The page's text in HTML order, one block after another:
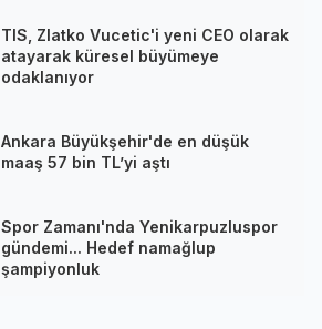
TIS, Zlatko Vucetic'i yeni CEO olarak
atayarak küresel büyümeye
odaklanıyor
Ankara Büyükşehir'de en düşük
maaş 57 bin TL’yi aştı
Spor Zamanı'nda Yenikarpuzluspor
gündemi... Hedef namağlup
şampiyonluk